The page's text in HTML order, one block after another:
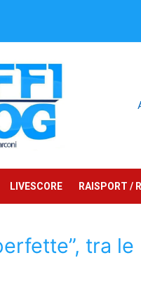
LIVESCORE RAISPORT /
tra le